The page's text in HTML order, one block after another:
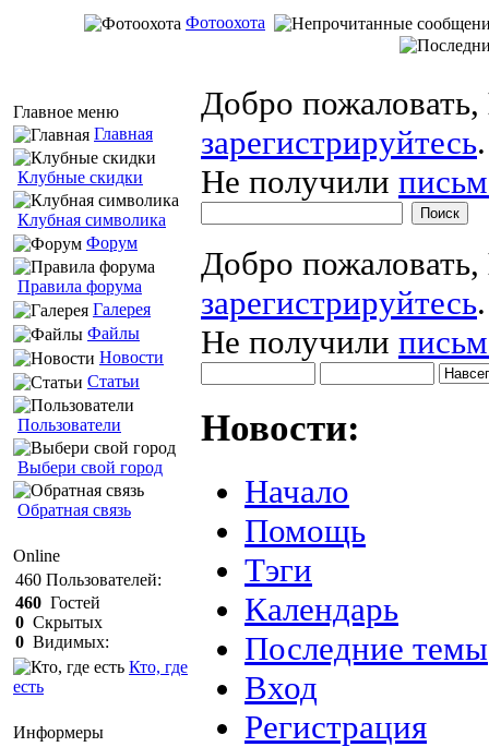
Фотоохота
Главное меню
Главная
Клубные скидки
Клубная символика
Форум
Правила форума
Галерея
Файлы
Новости
Статьи
Пользователи
Выбери свой город
Обратная связь
Online
460 Пользователей:
460 Гостей
0 Скрытых
0 Видимых:
Кто, где
есть
Информеры
Добро пожаловать,
зарегистрируйтесь.
Не получили
Добро пожаловать,
зарегистрируйтесь.
Не получили
Новости:
Начало
Помощь
Тэги
Календарь
Последние темы
Вход
Регистрация